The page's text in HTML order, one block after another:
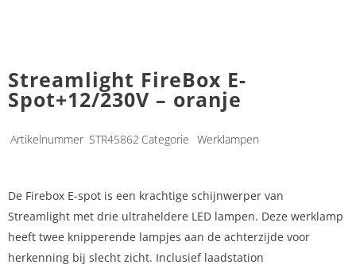
Streamlight FireBox E-
Spot+12/230V – oranje
Artikelnummer STR45862 Categorie Werklampen
De Firebox E-spot is een krachtige schijnwerper van
Streamlight met drie ultraheldere LED lampen. Deze werklamp
heeft twee knipperende lampjes aan de achterzijde voor
herkenning bij slecht zicht. Inclusief laadstation